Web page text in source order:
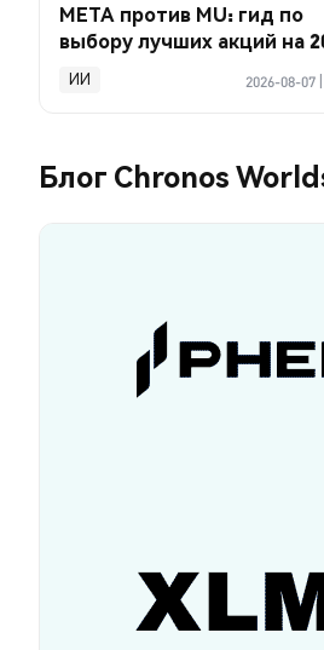
META против MU: гид по
выбору лучших акций на
год
ИИ 2026-08-07
Блог Chronos